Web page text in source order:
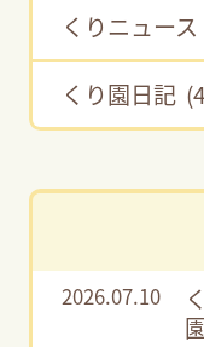
くりニュー
くり園日記
2026.07.10